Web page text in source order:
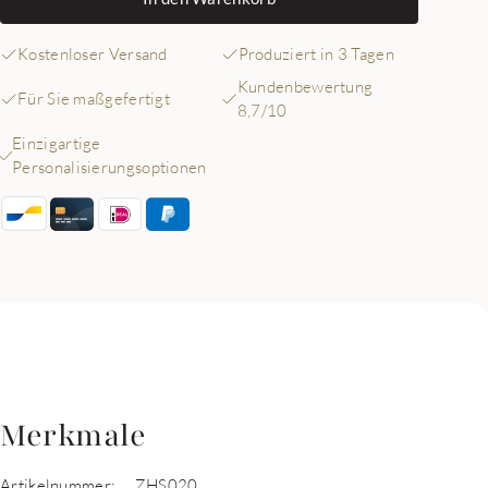
Kostenloser Versand Produziert in 3 Tagen
Für Sie maßgefertigt
Kundenbewertung
8,7/10
Einzigartige
Personalisierungsoptionen
Merkmale